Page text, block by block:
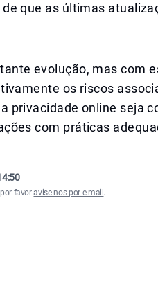
que as últimas
evolução, mas com
os riscos
privacidade online seja
com práticas
por favoravise-nos por e-mail .